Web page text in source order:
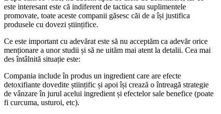
este interesant este că indiferent de tactica sau suplimentele
promovate, toate aceste companii găsesc căi de a își justifica
produsele cu dovezi științifice.
Ce este important cu adevărat este să nu acceptăm ca adevăr orice
menționare a unor studii și să ne uităm mai atent la detalii. Cea mai
des întâlnită situație este:
Compania include în produs un ingredient care are efecte
detoxifiante dovedite științific și apoi își crează o întreagă strategie
de vânzare în jurul acelui ingredient și efectelor sale benefice (poate
fi curcuma, usturoi, etc).